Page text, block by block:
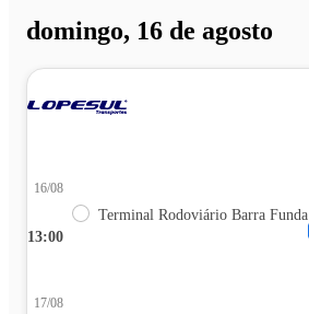
domingo, 16 de agosto
13:00
16/08
Terminal Rodoviário Barra Funda
17/08